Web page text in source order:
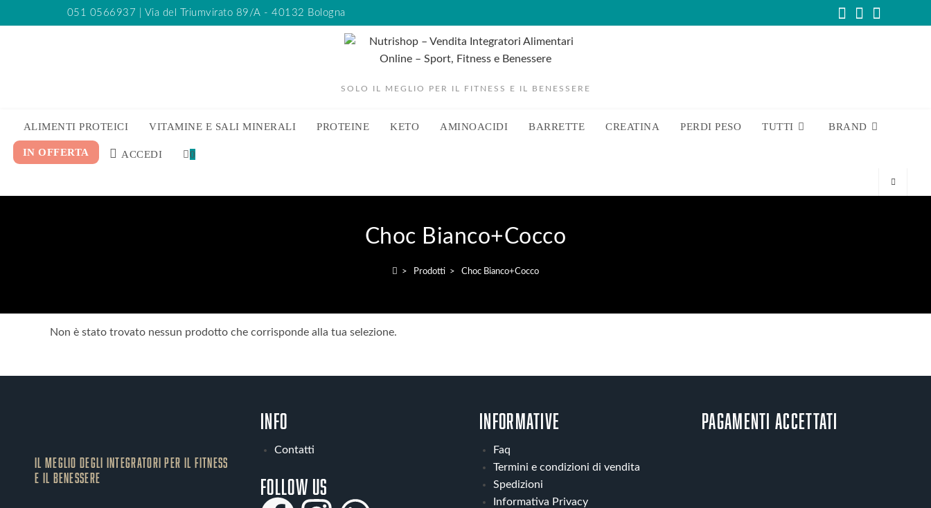
051 0566937 | Via del Triumvirato 89/A - 40132 Bologna
SOLO IL MEGLIO PER IL FITNESS E IL BENESSERE
ALIMENTI PROTEICI VITAMINE E SALI MINERALI PROTEINE KETO AMINOACIDI BARRETTE CREATINA PERDI PESO TUTTI BRAND
IN OFFERTA ACCEDI 0
Choc Bianco+Cocco
> Prodotti > Choc Bianco+Cocco
Non è stato trovato nessun prodotto che corrisponde alla tua selezione.
IL MEGLIO DEGLI Integratori PER IL FITNESS
E IL BENESSERE
INFO
Contatti
Follow us
INFORMATIVE
Faq
Termini e condizioni di vendita
Spedizioni
Informativa Privacy
Pagamenti accettati